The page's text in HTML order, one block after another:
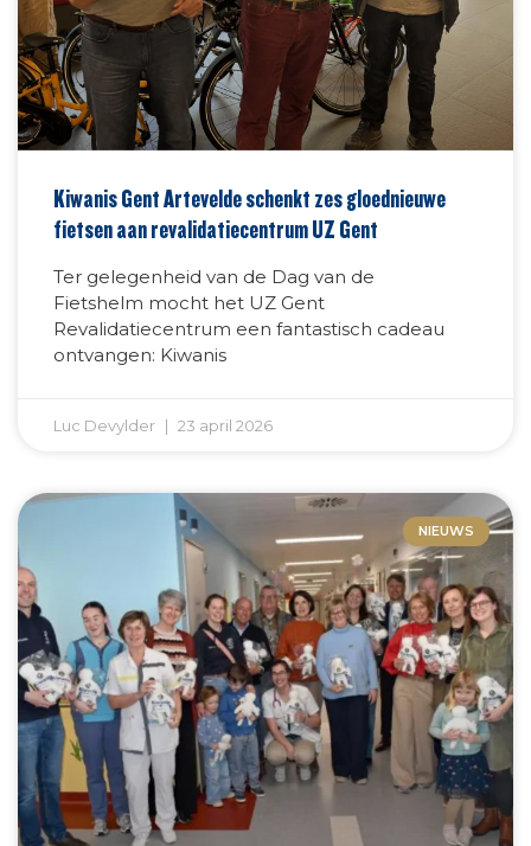
Kiwanis Gent Artevelde schenkt zes gloednieuwe
fietsen aan revalidatiecentrum UZ Gent
Ter gelegenheid van de Dag van de
Fietshelm mocht het UZ Gent
Revalidatiecentrum een fantastisch cadeau
ontvangen: Kiwanis
Luc Devylder 23 april 2026
NIEUWS